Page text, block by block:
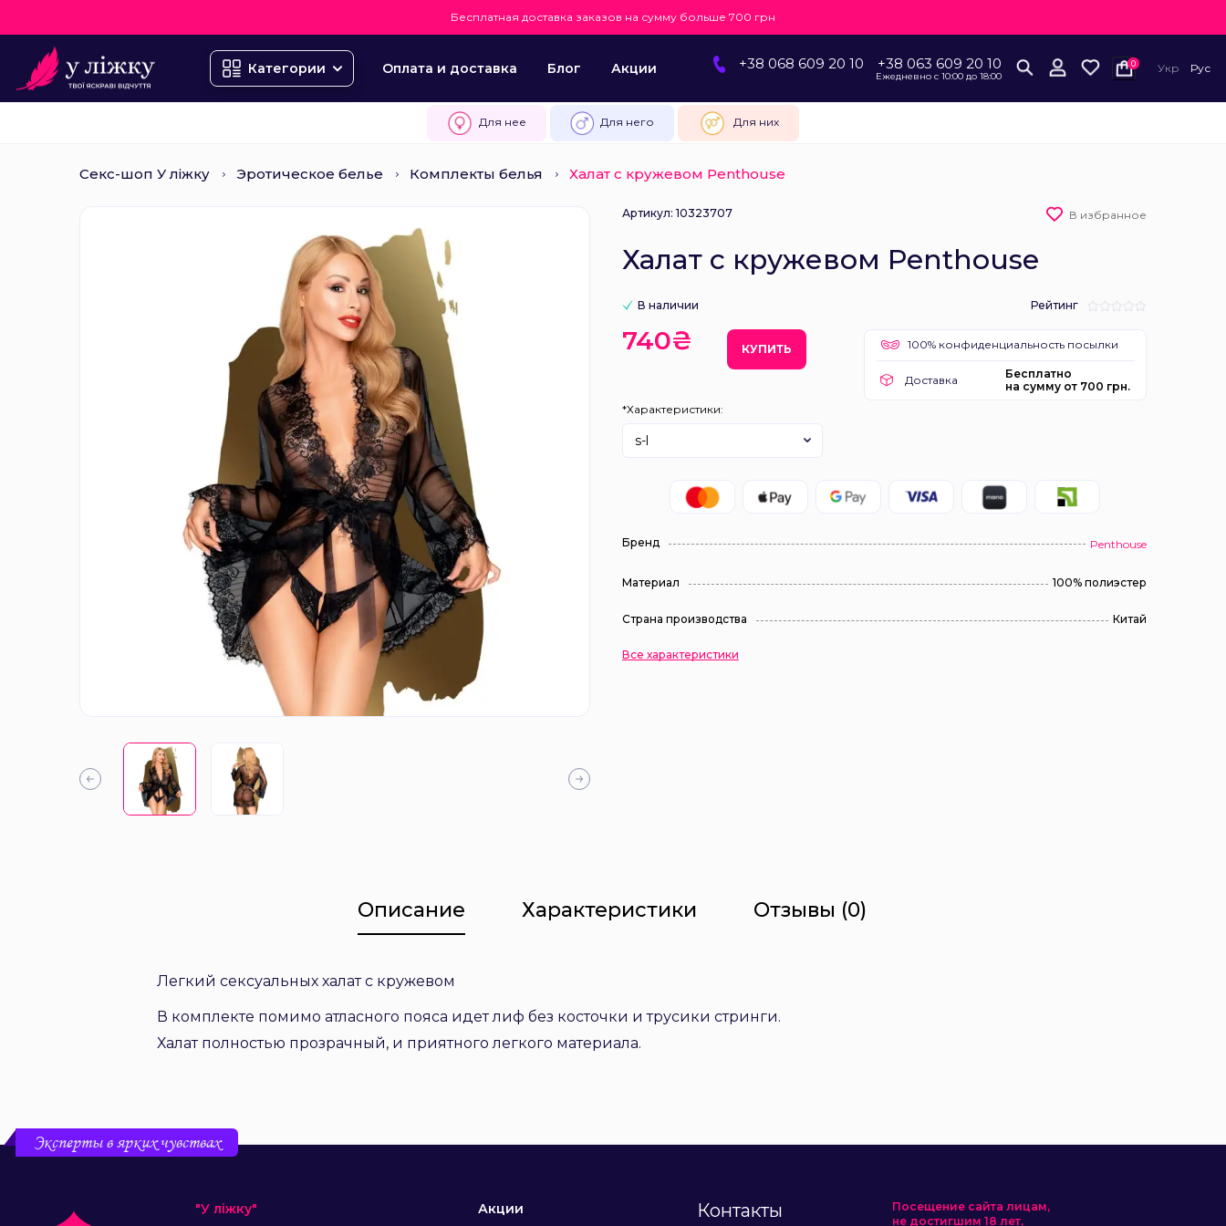
Бесплатная доставка заказов на сумму больше 700 грн
Категории Оплата и доставка Блог Акции +38 068 609 20 10 +38 063 609 20 10
Ежедневно с 10:00 до 18:00
0 Укр Рус
Для нее Для него Для них
Секс-шоп У ліжку Эротическое белье Комплекты белья Халат с кружевом Penthouse
Артикул: 10323707 В избранное
Халат с кружевом Penthouse
В наличии Рейтинг
740₴ КУПИТЬ 100% конфиденциальность посылки
Доставка
Бесплатно
на сумму от 700 грн.
*Характеристики:
s-l
Бренд Penthouse
Материал 100% полиэстер
Страна производства Китай
Все характеристики
Описание Характеристики Отзывы (0)
Легкий сексуальных халат с кружевом
В комплекте помимо атласного пояса идет лиф без косточки и трусики стринги.
Халат полностью прозрачный, и приятного легкого материала.
Эксперты в ярких чувствах
"У ліжку" Акции Контакты
Посещение сайта лицам,
не достигшим 18 лет,